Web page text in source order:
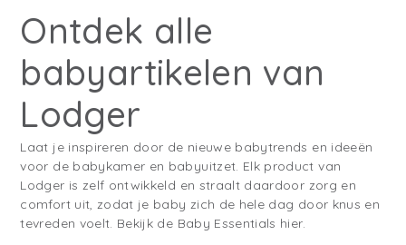
Ontdek alle
babyartikelen van
Lodger
Laat je inspireren door de nieuwe babytrends en ideeën
voor de babykamer en babyuitzet. Elk product van
Lodger is zelf ontwikkeld en straalt daardoor zorg en
comfort uit, zodat je baby zich de hele dag door knus en
tevreden voelt. Bekijk de Baby Essentials hier.